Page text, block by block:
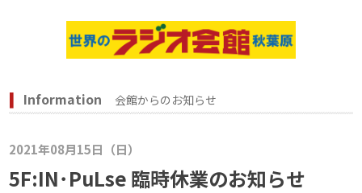
Information 会館からのお知らせ
2021年08月15日（日）
5F:IN･PuLse 臨時休業のお知らせ